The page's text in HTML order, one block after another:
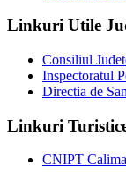
Linkuri Utile
Consiliul
Inspectoratul
Directia de
Linkuri
CNIPT